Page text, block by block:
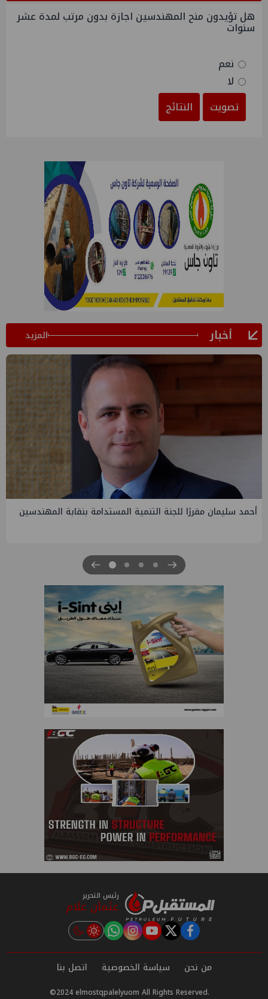
هل تؤيدون منح المهندسين اجازة بدون مرتب لمدة عشر
سنوات
نعم
لا
تصويت
النتائج
أخبار المزيد
PMS تنهي أعمال إنزال الخطوط البحرية الثلاث بمشروع المرحلة
رئيس التحرير
عثمان علام
facebook
twitter
youtube
instagram
tiktok
من نحن سياسة الخصوصية اتصل بنا
©2024 elmostqpalelyuom All Rights Reserved.